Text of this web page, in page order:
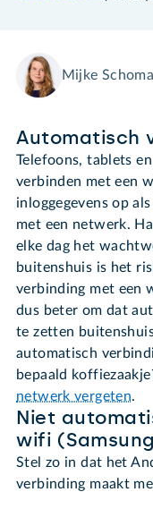
Mijke
Automatisch
Telefoons, tablets
verbinden met een
inloggegevens op
met een netwerk.
elke dag het
buitenshuis is het
verbinding met een
dus beter om dat
te zetten
automatisch
bepaald
netwerk vergeten.
Niet
wifi
Stel zo in dat het
verbinding maakt